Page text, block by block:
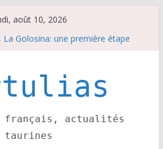
août 10, 2026
foudre à Soustons
à part les brindis……
du dimanche 9 août
actualités
taurines